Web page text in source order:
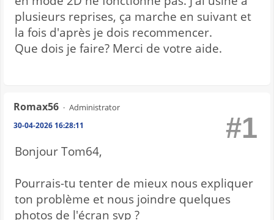
plusieurs reprises, ça marche en suivant et
la fois d'après je dois recommencer.
Que dois je faire? Merci de votre aide.
Romax56 Administrator
30-04-2026 16:28:11 #1
Bonjour Tom64,
Pourrais-tu tenter de mieux nous expliquer
ton problème et nous joindre quelques
photos de l'écran svp ?